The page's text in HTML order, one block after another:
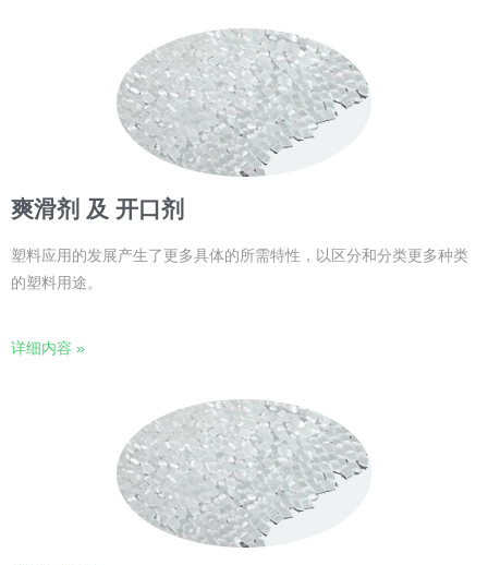
爽滑剂 及 开口剂
塑料应用的发展产生了更多具体的所需特性，以区分和分类更多种类
的塑料用途。
详细内容 »